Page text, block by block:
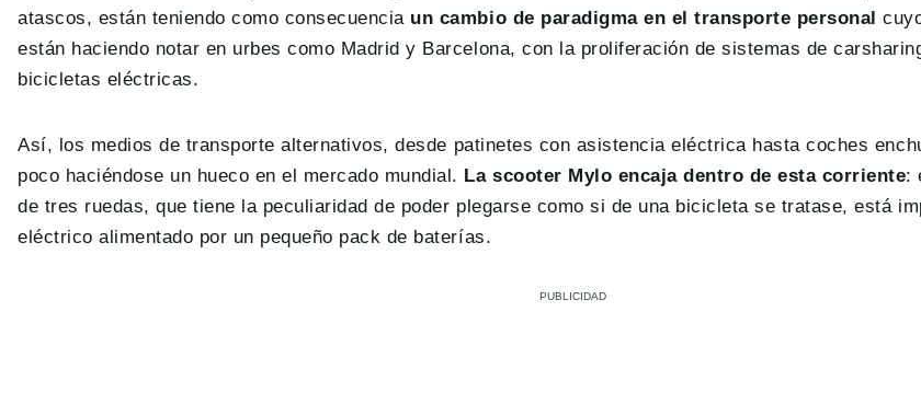
atascos, están teniendo como consecuencia un cambio de paradigma en el transporte personal
están haciendo notar en urbes como Madrid y Barcelona, con la proliferación de sistemas de
bicicletas eléctricas.
Así, los medios de transporte alternativos, desde patinetes con asistencia eléctrica hasta coches
poco haciéndose un hueco en el mercado mundial. La scooter Mylo encaja dentro de esta corriente:
de tres ruedas, que tiene la peculiaridad de poder plegarse como si de una bicicleta se tratase, está
eléctrico alimentado por un pequeño pack de baterías.